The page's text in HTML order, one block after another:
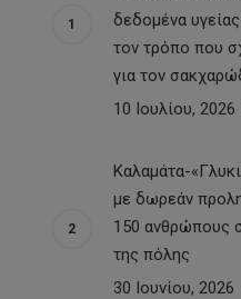
δεδομένα
τον τρόπο που
για τον
10 Ιουλίου, 2026
Καλαμάτα-
με δωρεάν
150 ανθρώπους
της πόλης
30 Ιουνίου, 2026